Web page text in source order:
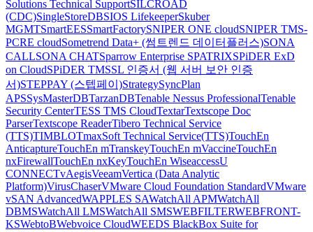
Solutions Technical SupportSILCROAD
(CDC)SingleStoreDBSIOS LifekeeperSkuber
MGMTSmartEESSmartFactorySNIPER ONE cloudSNIPER TMS-
PCRE cloudSometrend Data+ (썸트렌드 데이터플러스)SONA
CALLSONA CHATSparrow Enterprise SPATRIXSPiDER ExD
on CloudSPiDER TMSSL 인증서 (웹 서버 보안 인증
서)STEPPAY (스텝페이)StrategySyncPlan
APSSysMasterDBTarzanDBTenable Nessus ProfessionalTenable
Security CenterTESS TMS CloudTextarTextscope Doc
ParserTextscope ReaderTibero Technical Service
(TTS)TIMBLOTmaxSoft Technical Service(TTS)TouchEn
AnticaptureTouchEn mTranskeyTouchEn mVaccineTouchEn
nxFirewallTouchEn nxKeyTouchEn WiseaccessU
CONNECTvAegisVeeamVertica (Data Analytic
Platform)VirusChaserVMware Cloud Foundation StandardVMware
vSAN AdvancedWAPPLES SAWatchAll APMWatchAll
DBMSWatchAll LMSWatchAll SMSWEBFILTERWEBFRONT-
KSWebtoBWebvoice CloudWEEDS BlackBox Suite for